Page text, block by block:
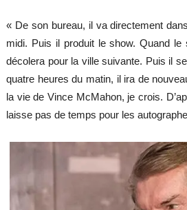
« De son bureau, il va directement
midi. Puis il produit le show. Quand
décolera pour la ville suivante. Puis il
quatre heures du matin, il ira de
la vie de Vince McMahon, je crois.
laisse pas de temps pour les